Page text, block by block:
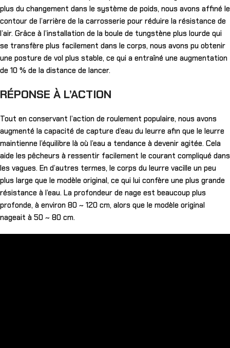
plus du changement dans le système de poids, nous avons affiné le
contour de l’arrière de la carrosserie pour réduire la résistance de
l’air. Grâce à l’installation de la boule de tungstène plus lourde qui
se transfère plus facilement dans le corps, nous avons pu obtenir
une posture de vol plus stable, ce qui a entraîné une augmentation
de 10 % de la distance de lancer.
RÉPONSE À L’ACTION
Tout en conservant l’action de roulement populaire, nous avons
augmenté la capacité de capture d’eau du leurre afin que le leurre
maintienne l’équilibre là où l’eau a tendance à devenir agitée. Cela
aide les pêcheurs à ressentir facilement le courant compliqué dans
les vagues. En d’autres termes, le corps du leurre vacille un peu
plus large que le modèle original, ce qui lui confère une plus grande
résistance à l’eau. La profondeur de nage est beaucoup plus
profonde, à environ 80 ~ 120 cm, alors que le modèle original
nageait à 50 ~ 80 cm.